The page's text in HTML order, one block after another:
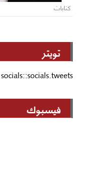
كتابات
تويتر
socials::socials.tweets
فيسبوك